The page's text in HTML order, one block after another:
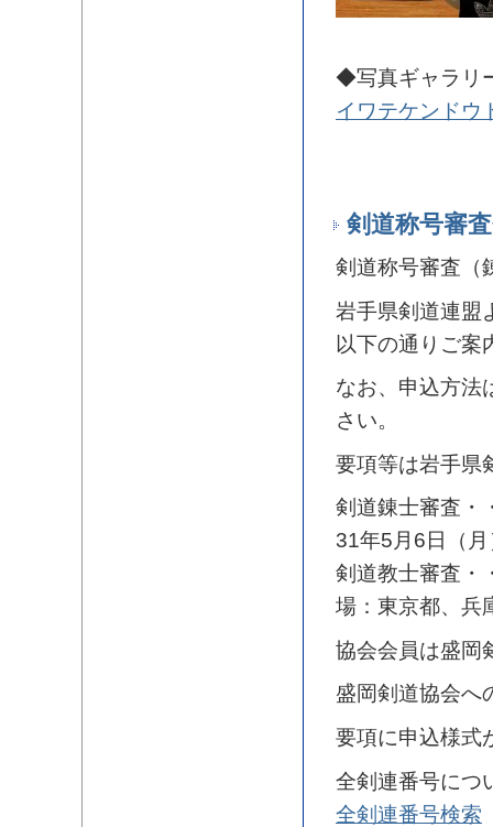
◆写真ギャラリ
イワテケンドウ
剣道称号審
剣道称号審査（
岩手県剣道連盟
以下の通りご案
なお、申込方法
さい。
要項等は岩手県
剣道錬士審査・
31年5月6日（月
剣道教士審査・
場：東京都、兵
協会会員は盛岡
盛岡剣道協会へ
要項に申込様式
全剣連番号につ
全剣連番号検索